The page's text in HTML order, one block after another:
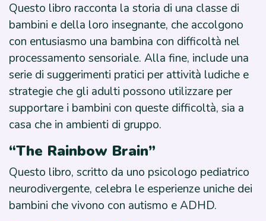
Questo libro racconta la storia di una classe di
bambini e della loro insegnante, che accolgono
con entusiasmo una bambina con difficoltà nel
processamento sensoriale. Alla fine, include una
serie di suggerimenti pratici per attività ludiche e
strategie che gli adulti possono utilizzare per
supportare i bambini con queste difficoltà, sia a
casa che in ambienti di gruppo.
“The Rainbow Brain”
Questo libro, scritto da uno psicologo pediatrico
neurodivergente, celebra le esperienze uniche dei
bambini che vivono con autismo e ADHD.